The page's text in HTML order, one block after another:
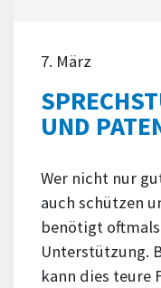
7. März
UND
Wer nicht nur
auch schützen
benötigt
Unterstützung.
kann dies teure